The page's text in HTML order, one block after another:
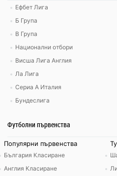
Ефбет Лига
Б Група
В Група
Национални отбори
Висша Лига Англия
Ла Лига
Сериа А Италия
Бундеслига
Футболни първенства
Популярни първенства
България Класиране
Англия Класиране